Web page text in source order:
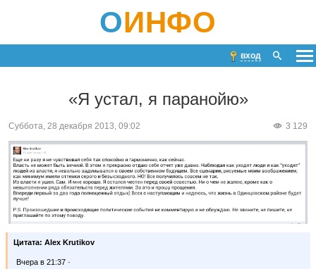
ОИНФО
вход
«Я устал, я паранойю»
3 129
Суббота, 28 декабря 2013, 09:02
Цитата: Alex Krutikov
Вчера в 21:37 ·